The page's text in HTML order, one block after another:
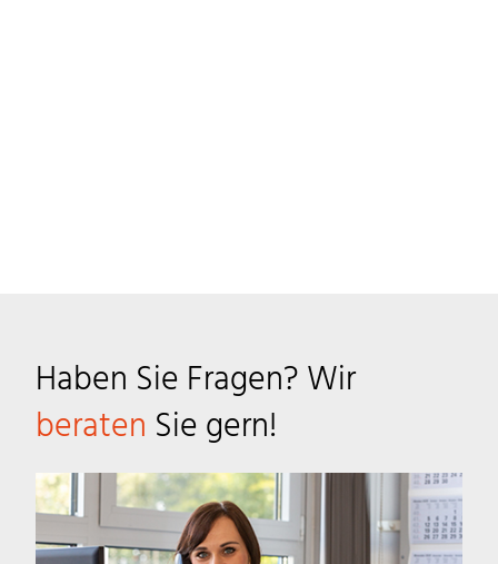
Haben Sie Fragen? Wir
beraten Sie gern!